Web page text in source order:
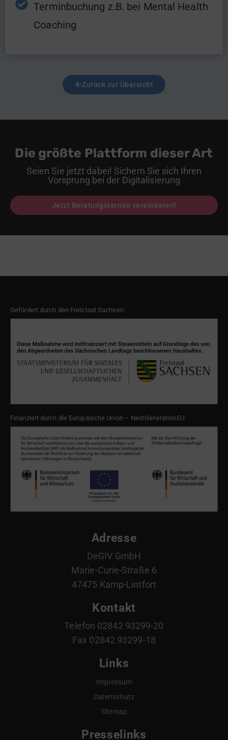
Terminbuchung z.B. bei Mental Health
Coaching
Zurück zur Übersicht
Jetzt Beratungstermin vereinbaren!
Die größte Plattform dieser Art
Seien Sie jetzt dabei! Sichern Sie sich Ihren
Vorsprung bei der Digitalisierung
Gefördert durch den Freistaat Sachsen:
Finanziert durch die Europäische Union – NextGenerationEU:
Adresse
DeGIV GmbH
Marie-Curie-Straße 6
47475 Kamp-Lintfort
Kontakt
Telefon 02842 93299-20
Fax 02842 93299-18
Links
Impressum
Datenschutz
Sitemap
Presselinks